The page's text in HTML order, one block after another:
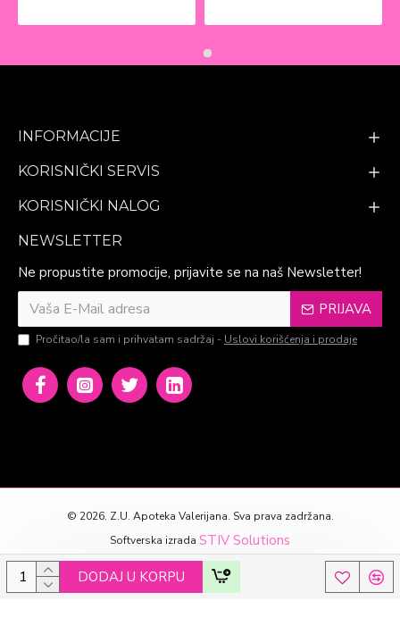
DODAJ U KORPU
INFORMACIJE
KORISNIČKI SERVIS
KORISNIČKI NALOG
NEWSLETTER
Ne propustite promocije, prijavite se na naš Newsletter!
PRIJAVA
Pročitao/la sam i prihvatam sadržaj - Uslovi korišćenja i prodaje
© 2026. Z.U. Apoteka Valerijana. Sva prava zadržana.
Softverska izrada STIV Solutions